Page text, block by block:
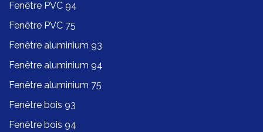
Fenêtre PVC 94
Fenêtre PVC 75
Fenêtre aluminium 93
Fenêtre aluminium 94
Fenêtre aluminium 75
Fenêtre bois 93
Fenêtre bois 94